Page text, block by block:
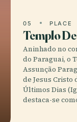
05 PLACE
Templo
Aninhado no
do Paraguai, o
Assunção
de Jesus Cristo
Últimos Dias
destaca-se